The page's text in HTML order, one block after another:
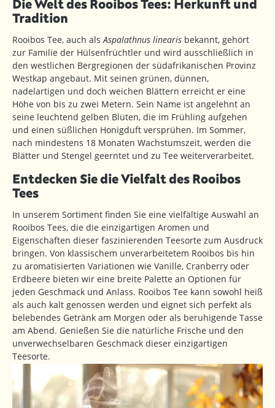
Die Welt des Rooibos Tees: Herkunft und
Tradition
Rooibos Tee, auch als Aspalathnus linearis bekannt, gehört
zur Familie der Hülsenfrüchtler und wird ausschließlich in
den westlichen Bergregionen der südafrikanischen Provinz
Westkap angebaut. Mit seinen grünen, dünnen,
nadelartigen und doch weichen Blättern erreicht er eine
Höhe von bis zu zwei Metern. Sein Name ist angelehnt an
seine leuchtend gelben Blüten, die im Frühling aufgehen
und einen süßlichen Honigduft versprühen. Im Sommer,
nach mindestens 18 Monaten Wachstumszeit, werden die
Blätter und Stengel geerntet und zu Tee weiterverarbeitet.
Entdecken Sie die Vielfalt des Rooibos
Tees
In unserem Sortiment finden Sie eine vielfältige Auswahl an
Rooibos Tees, die die einzigartigen Aromen und
Eigenschaften dieser faszinierenden Teesorte zum Ausdruck
bringen. Von klassischem unverarbeitetem Rooibos bis hin
zu aromatisierten Variationen wie Vanille, Cranberry oder
Erdbeere bieten wir eine breite Palette an Optionen für
jeden Geschmack und Anlass. Rooibos Tee kann sowohl heiß
als auch kalt genossen werden und eignet sich perfekt als
belebendes Getränk am Morgen oder als beruhigende Tasse
am Abend. Genießen Sie die natürliche Frische und den
unverwechselbaren Geschmack dieser einzigartigen
Teesorte.